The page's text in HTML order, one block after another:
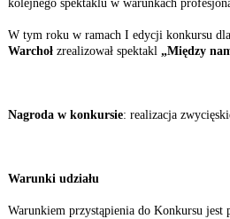
kolejnego spektaklu w warunkach
W tym roku w ramach I edycji konkursu
Warchoł zrealizował spektakl „Między
Nagroda w konkursie: realizacja
Warunki udziału
Warunkiem przystąpienia do Konkursu jest